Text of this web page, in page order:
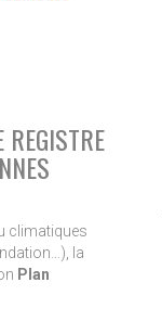
climatiques
la
Plan